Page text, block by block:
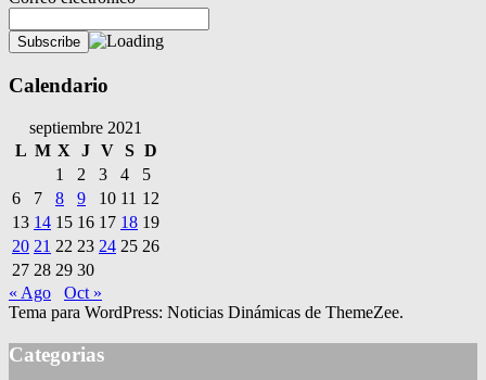
Calendario
septiembre 2021
L M X J V S D
1
2 3 4
5
6
7 8 9 10 11 12
13 14 15 16 17 18 19
20 21 22 23 24 25 26
27 28 29 30
« Ago
Oct »
Tema para WordPress: Noticias Dinámicas de ThemeZee.
Categorias